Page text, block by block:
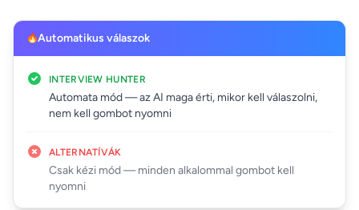
Automatikus válaszok
INTERVIEW HUNTER
Automata mód — az AI maga érti, mikor kell válaszolni,
nem kell gombot nyomni
ALTERNATÍVÁK
Csak kézi mód — minden alkalommal gombot kell
nyomni